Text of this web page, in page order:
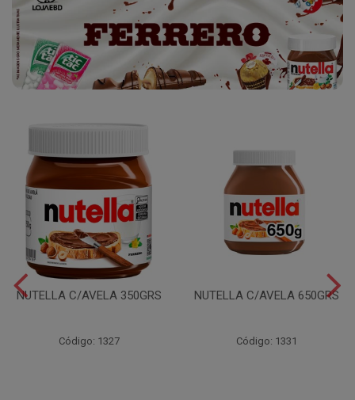
NUTELLA C/AVELA 350GRS
Código: 1327
NUTELLA C/AVELA 650GRS
Código: 1331